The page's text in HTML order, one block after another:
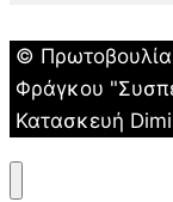
© Πρωτοβουλία
Φράγκου
Κατασκευή